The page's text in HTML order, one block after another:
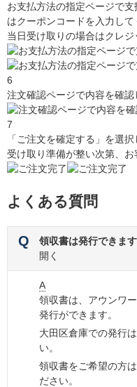
お支払方法の指定ページで
はクーポンコードを入力して
当日受け取りの場合はクレジ
6
注文確認ページで内容を確認
7
「ご注文を確定する」を選
受け取り準備が整い次第、お
よくある質問
Q
領収書は発行できま
開く
A
領収書は、アウンワ
発行ができます。
大田区倉庫での発行
い。
領収書をご希望の方
ださい。